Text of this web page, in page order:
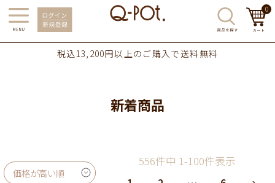
0
税込13,200円以上のご購入で送料無料
新着商品
価格が高い順
556件中 1 -100件表示